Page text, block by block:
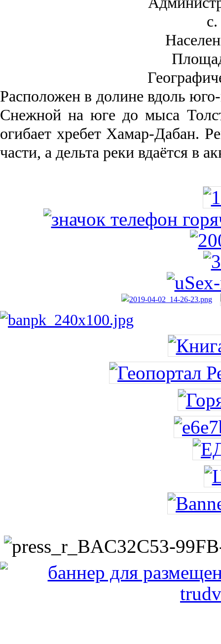
Рас­положен в долине вдоль
Снежной на юге до мыса
огибает хребет Хамар-Дабан.
части, а дельта реки вда­ётся в